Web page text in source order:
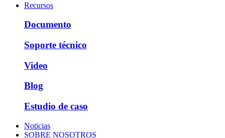
Recursos
Documento
Soporte técnico
Video
Blog
Estudio de caso
Noticias
SOBRE NOSOTROS